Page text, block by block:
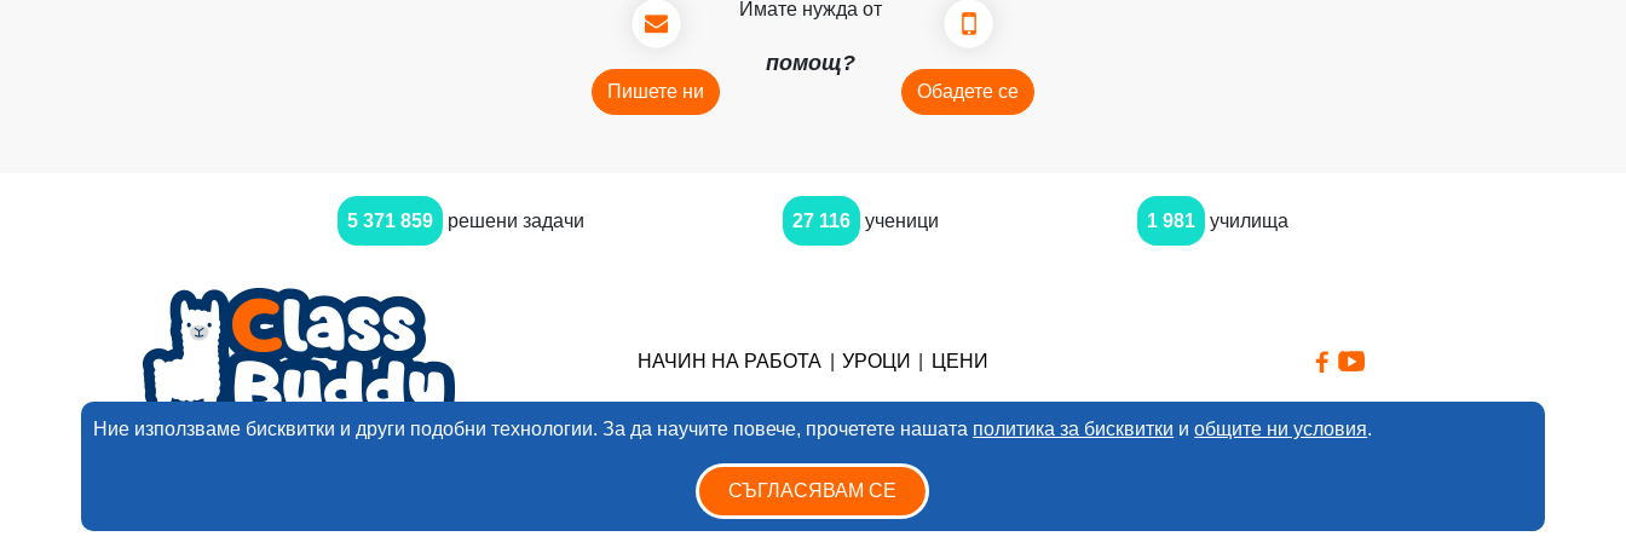
Ние използваме бисквитки и други подобни технологии. За да научите повече, прочетете нашата политика за бисквитки иобщите ни условия.
СЪГЛАСЯВАМ СЕ
Пишете ни
Имате нужда от
помощ?
Обадете се
5 371 859 решени задачи 27 116 ученици 1 981 училища
НАЧИН НА РАБОТА УРОЦИ ЦЕНИ
2017-2025 Нимеро ООД. Всички права запазени | Условия за ползване